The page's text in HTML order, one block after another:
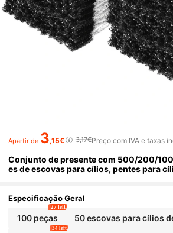
Apartir de 3,15€ 3,17€Preço com IVA e taxas
Conjunto de presente com 500/200/
es de escovas para cílios, pentes para
para sobrancelhas e escovas com óleo
(preto cristal).
Especificação Geral
100 peças
27 left
50 escovas para cílios
34 left